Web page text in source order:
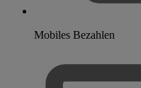
Mobiles Bezahlen